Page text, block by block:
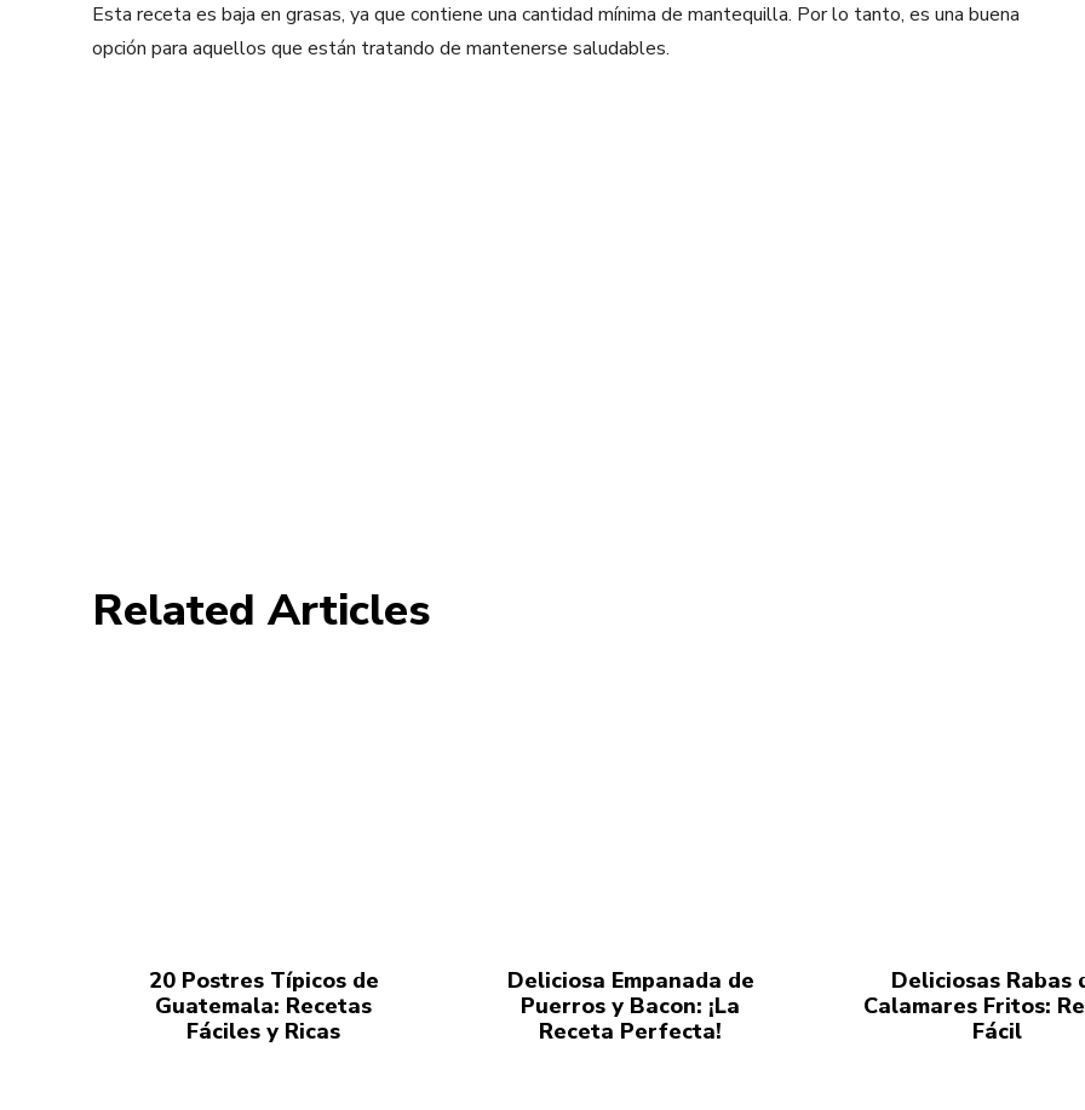
Esta receta es baja en grasas, ya que contiene una cantidad mínima de mantequilla. Por lo tanto, es una buena
opción para aquellos que están tratando de mantenerse saludables.
Related Articles
20 Postres Típicos de
Guatemala: Recetas
Fáciles y Ricas
Deliciosa Empanada de
Puerros y Bacon: ¡La
Receta Perfecta!
Deliciosas Rabas
Calamares Fritos:
Fácil